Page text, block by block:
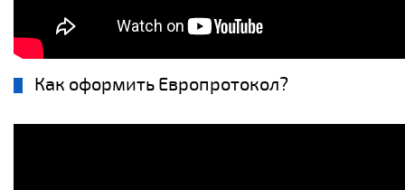
Как оформить Европротокол?